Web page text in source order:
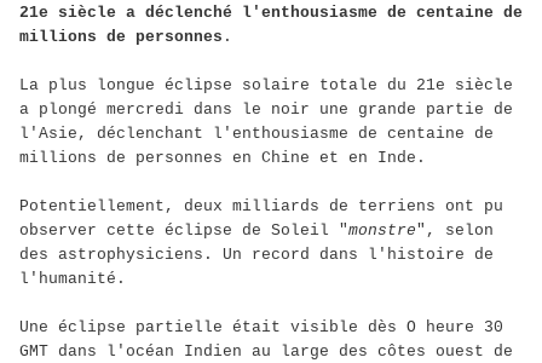
21e siècle a déclenché l'enthousiasme de centaine de
millions de personnes .
La plus longue éclipse solaire totale du 21e siècle
a plongé mercredi dans le noir une grande partie de
l'Asie, déclenchant l'enthousiasme de centaine de
millions de personnes en Chine et en Inde.
Potentiellement, deux milliards de terriens ont pu
observer cette éclipse de Soleil "monstre", selon
des astrophysiciens. Un record dans l'histoire de
l'humanité.
Une éclipse partielle était visible dès O heure 30
GMT dans l'océan Indien au large des côtes ouest de